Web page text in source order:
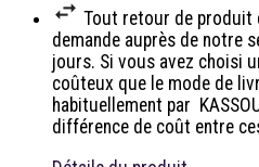
Tout retour de produit
demande auprès de notre
jours. Si vous avez choisi
coûteux que le mode de
habituellement par
différence de coût entre